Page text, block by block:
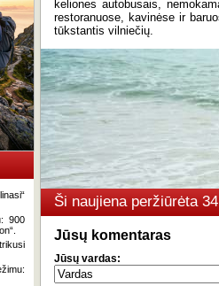
900
keliones autobusais,
restoranuose, kavinėse ir
tūkstantis vilniečių.
Ši naujiena peržiūrėta
Jūsų komentaras
Jūsų vardas: